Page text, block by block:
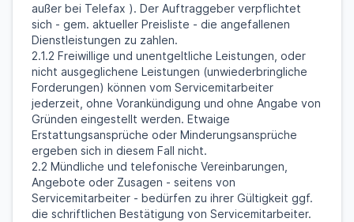
außer bei Telefax ). Der Auftraggeber verpflichtet
sich - gem. aktueller Preisliste - die angefallenen
Dienstleistungen zu zahlen.
2.1.2 Freiwillige und unentgeltliche Leistungen, oder
nicht ausgeglichene Leistungen (unwiederbringliche
Forderungen) können vom Servicemitarbeiter
jederzeit, ohne Vorankündigung und ohne Angabe von
Gründen eingestellt werden. Etwaige
Erstattungsansprüche oder Minderungsansprüche
ergeben sich in diesem Fall nicht.
2.2 Mündliche und telefonische Vereinbarungen,
Angebote oder Zusagen - seitens von
Servicemitarbeiter - bedürfen zu ihrer Gültigkeit ggf.
die schriftlichen Bestätigung von Servicemitarbeiter.